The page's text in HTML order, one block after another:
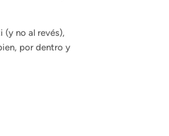
(y no al revés),
por dentro y